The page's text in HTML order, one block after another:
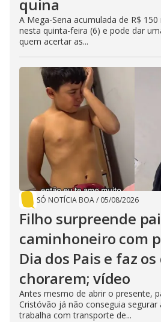
quina
A Mega-Sena acumulada de R$
nesta quinta-feira (6) e pode dar
quem acertar as...
SÓ NOTÍCIA BOA/ 05/08/2026
Filho surpreende pai
caminhoneiro com
Dia dos Pais e faz os
chorarem; vídeo
Antes mesmo de abrir o presente,
Cristóvão já não conseguia segurar
trabalha com transporte de...